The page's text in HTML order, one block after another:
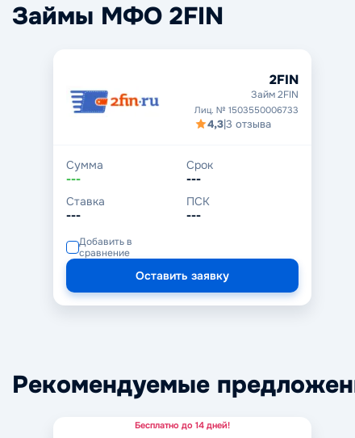
Займы МФО 2FIN
2FIN
Займ 2FIN
Лиц. № 1503550006733
4,3|3 отзыва
Сумма
---
Срок
---
Ставка
---
ПСК
---
Добавить в
сравнение
Оставить заявку
Рекомендуемые
Бесплатно до 14 дней!